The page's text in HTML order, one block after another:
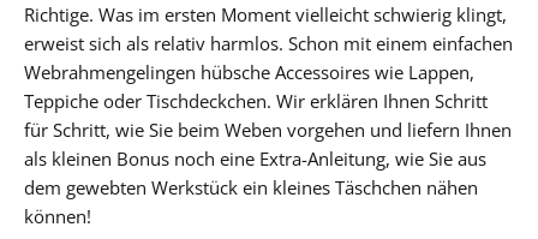
Richtige. Was im ersten Moment vielleicht schwierig klingt,
erweist sich als relativ harmlos. Schon mit einem einfachen
Webrahmengelingen hübsche Accessoires wie Lappen,
Teppiche oder Tischdeckchen. Wir erklären Ihnen Schritt
für Schritt, wie Sie beim Weben vorgehen und liefern Ihnen
als kleinen Bonus noch eine Extra-Anleitung, wie Sie aus
dem gewebten Werkstück ein kleines Täschchen nähen
können!